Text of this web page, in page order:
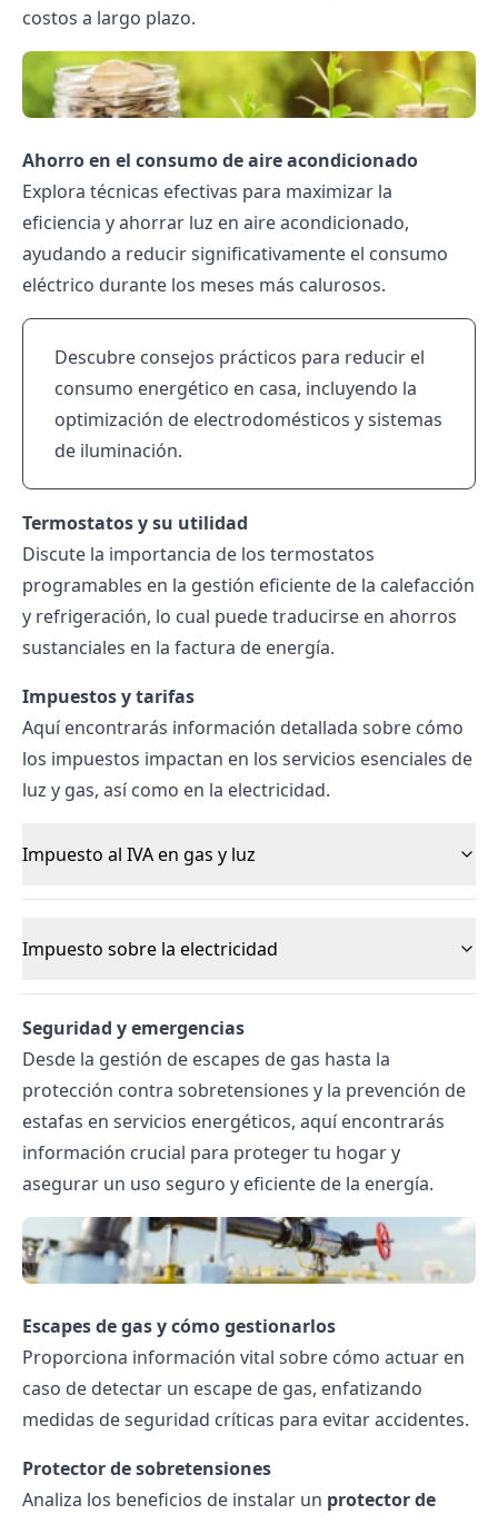
costos a largo plazo.
Ahorro en el consumo de aire acondicionado
Explora técnicas efectivas para maximizar la
eficiencia y ahorrar luz en aire acondicionado,
ayudando a reducir significativamente el consumo
eléctrico durante los meses más calurosos.
Descubre consejos prácticos para reducir el
consumo energético en casa, incluyendo la
optimización de electrodomésticos y sistemas
de iluminación.
Termostatos y su utilidad
Discute la importancia de los termostatos
programables en la gestión eficiente de la calefacción
y refrigeración, lo cual puede traducirse en ahorros
sustanciales en la factura de energía.
Impuestos y tarifas
Aquí encontrarás información detallada sobre cómo
los impuestos impactan en los servicios esenciales de
luz y gas, así como en la electricidad.
Impuesto al IVA en gas y luz
Impuesto sobre la electricidad
Seguridad y emergencias
Desde la gestión de escapes de gas hasta la
protección contra sobretensiones y la prevención de
estafas en servicios energéticos, aquí encontrarás
información crucial para proteger tu hogar y
asegurar un uso seguro y eficiente de la energía.
Escapes de gas y cómo gestionarlos
Proporciona información vital sobre cómo actuar en
caso de detectar un escape de gas, enfatizando
medidas de seguridad críticas para evitar accidentes.
Protector de sobretensiones
Analiza los beneficios de instalar un protector de